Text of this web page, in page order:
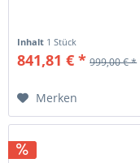
Inhalt 1 Stück
841,81 € * 999,00 € *
Merken